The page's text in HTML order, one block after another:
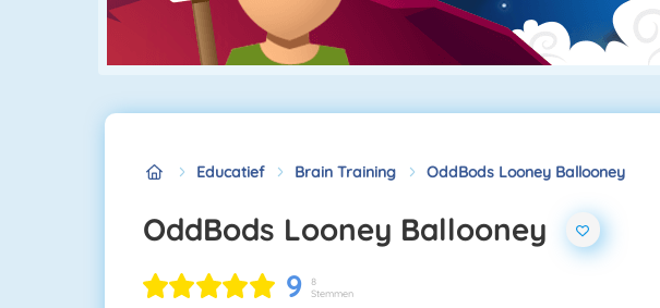
Educatief Brain Training OddBods Looney Ballooney
OddBods Looney Ballooney
9
8
Stemmen